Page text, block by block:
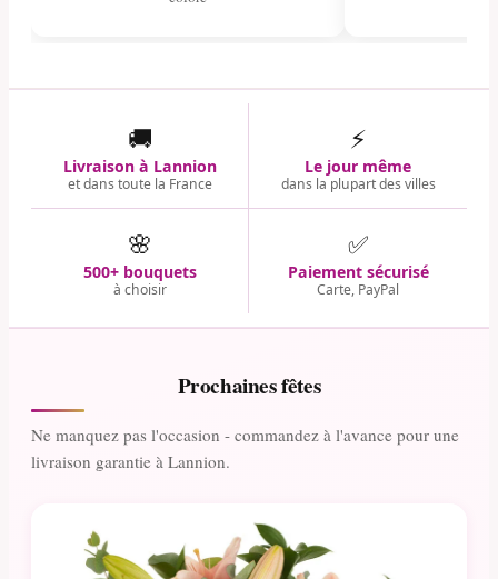
🚚
Livraison à Lannion
et dans toute la France
⚡
Le jour même
dans la plupart des villes
🌸
500+ bouquets
à choisir
✅
Paiement sécurisé
Carte, PayPal
Prochaines fêtes
Ne manquez pas l'occasion - commandez à l'avance pour une
livraison garantie à Lannion.